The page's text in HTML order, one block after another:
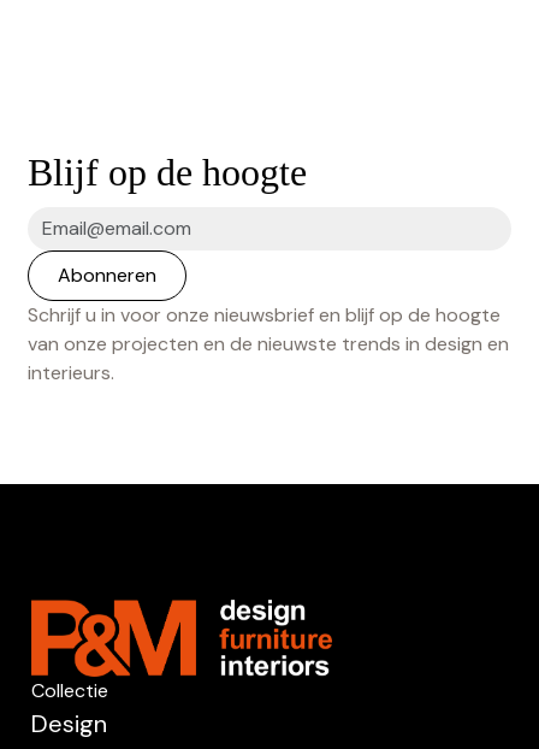
Blijf op de hoogte
Schrijf u in voor onze nieuwsbrief en blijf op de hoogte
van onze projecten en de nieuwste trends in design en
interieurs.
Collectie
Design